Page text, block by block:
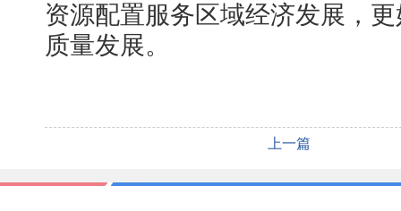
资源配置服务区域经济发展，
质量发展。
上一篇